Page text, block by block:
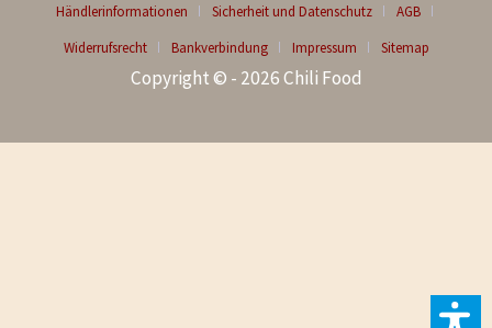
Händlerinformationen
Sicherheit und Datenschutz
AGB
Widerrufsrecht
Bankverbindung Impressum Sitemap
Copyright © - 2026 Chili Food